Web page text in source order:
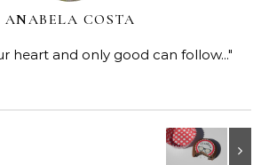
ANABELA COSTA
heart and only good can follow..."